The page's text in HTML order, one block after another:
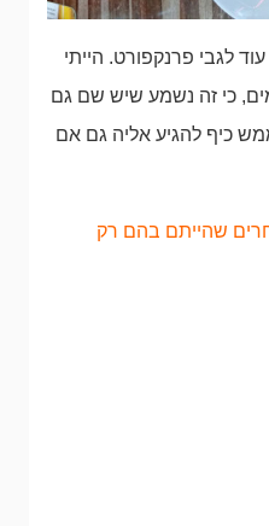
לגבי פרנקפורט. הייתי
כי זה נשמע שיש שם גם
כיף להגיע אליה גם אם
שהייתם בהם רק